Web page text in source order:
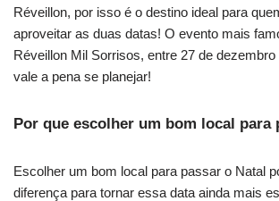
Réveillon, por isso é o destino ideal para
aproveitar as duas datas! O evento mais
Réveillon Mil Sorrisos, entre 27 de dezembro
vale a pena se planejar!
Por que escolher um bom local para
Escolher um bom local para passar o Natal
diferença para tornar essa data ainda mais